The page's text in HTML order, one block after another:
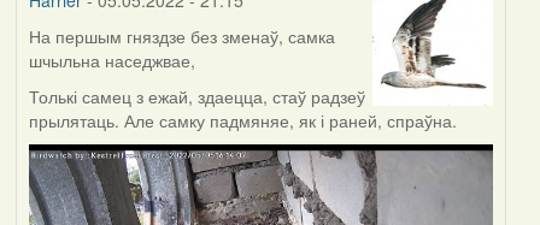
На першым гняздзе без зменаў, самка
шчыльна наседжвае,
Толькі самец з ежай, здаецца, стаў радзеў
прылятаць. Але самку падмяняе, як і раней, спраўна.